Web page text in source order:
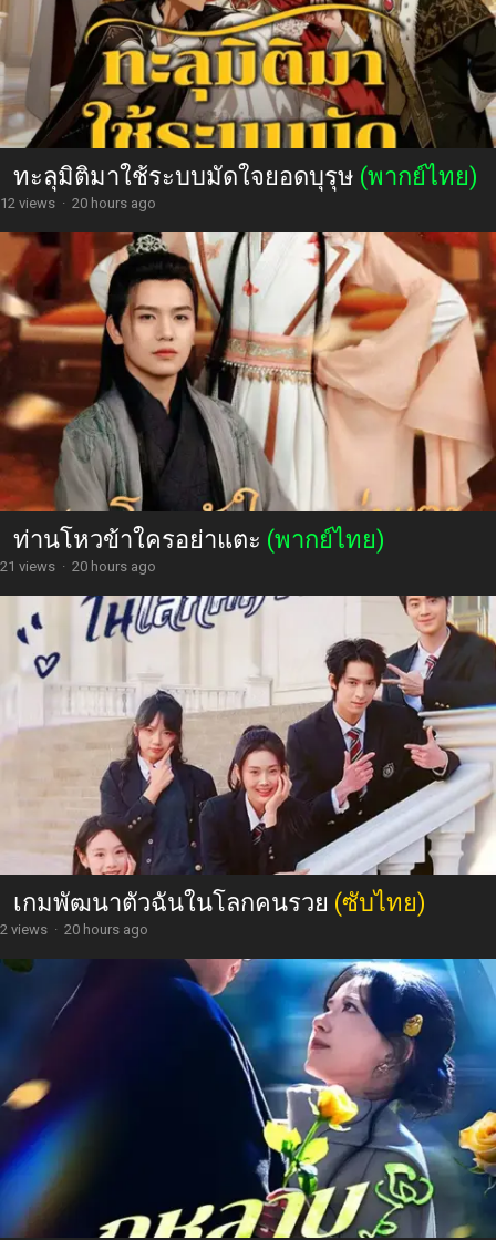
ทะลุมิติมาใช้ระบบมัดใจยอดบุรุษ (พากย์ไทย)
12 views · 20 hours ago
ท่านโหวข้าใครอย่าแตะ (พากย์ไทย)
21 views · 20 hours ago
เกมพัฒนาตัวฉันในโลกคนรวย (ซับไทย)
2 views · 20 hours ago